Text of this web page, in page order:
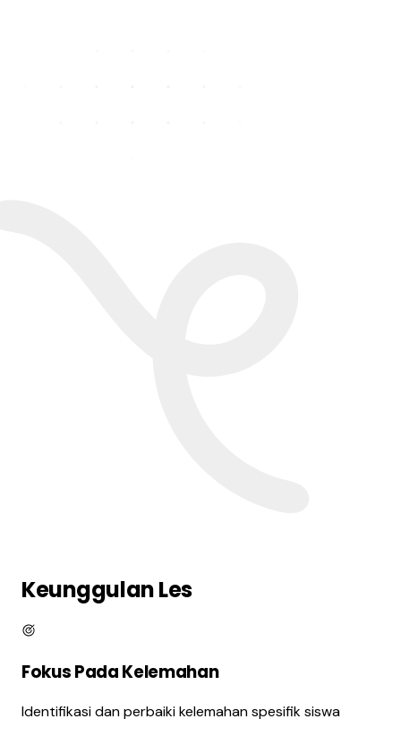
Keunggulan Les
Fokus Pada Kelemahan
Identifikasi dan perbaiki kelemahan spesifik siswa